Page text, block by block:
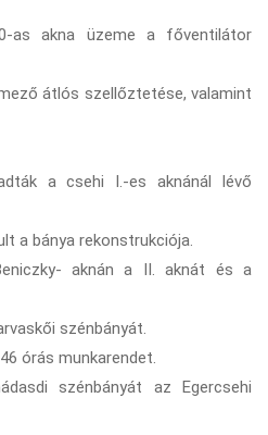
as akna üzeme a főventilátor
átlós szellőztetése, valamint
a csehi I.-es aknánál lévő
a bánya rekonstrukciója.
aknán a II. aknát és a
szénbányát.
órás munkarendet.
szénbányát az Egercsehi